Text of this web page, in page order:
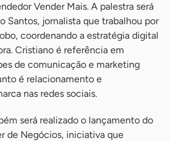
Vender Mais. A palestra será
Santos, jornalista que trabalhou por
coordenando a estratégia digital
Cristiano é referência em
de comunicação e marketing
é relacionamento e
nas redes sociais.
será realizado o lançamento do
de Negócios, iniciativa que